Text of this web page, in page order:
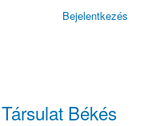
Bejelentkezés
Békés